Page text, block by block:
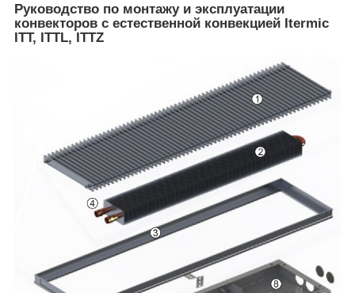
Руководство по монтажу и эксплуатации
конвекторов с естественной конвекцией Itermic
ITT, ITTL, ITTZ